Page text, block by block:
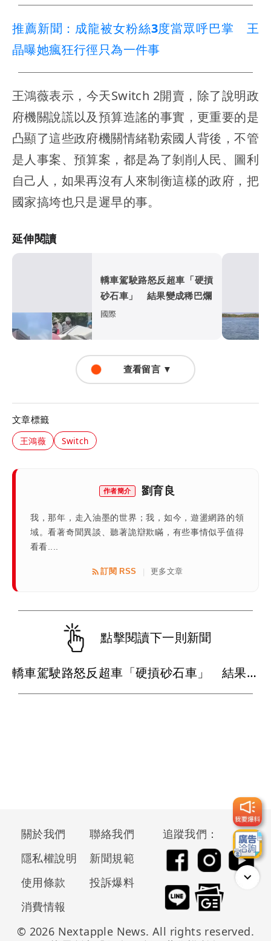
推薦新聞：成龍被女粉絲3度當眾呼巴掌 王
晶曝她瘋狂行徑只為一件事
王鴻薇表示，今天Switch 2開賣，除了說明政
府機關說謊以及預算造謠的事實，更重要的是
凸顯了這些政府機關情緒勒索國人背後，不管
是人事案、預算案，都是為了剝削人民、圖利
自己人，如果再沒有人來制衡這樣的政府，把
國家搞垮也只是遲早的事。
延伸閱讀
轎車駕駛路怒反超車「硬摃
砂石車」 結果變成稀巴爛
國際
查看留言 ▼
文章標籤
王鴻薇 Switch
作者簡介 劉育良
我，那年，走入油墨的世界；我，如今，遊盪網路的領
域。看著奇聞異談、聽著詭辯欺瞞，有些事情似乎值得
看看....
訂閱 RSS 更多文章
點擊閱讀下一則新聞
轎車駕駛路怒反超車「硬摃砂石車」 結果變成稀巴爛
關於我們
聯絡我們
隱私權說明
新聞規範
使用條款
投訴爆料
消費情報
追蹤我們：
© 2026 Nextapple News. All rights reserved.